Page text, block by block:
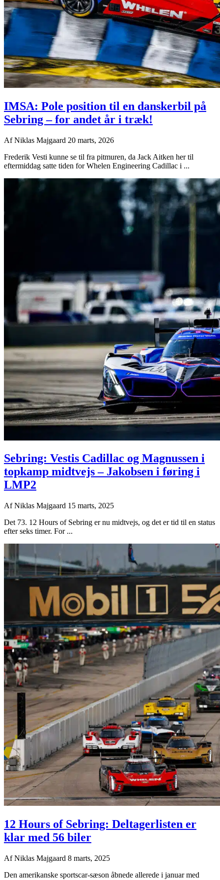
IMSA: Pole position til en danskerbil på
Sebring – for andet år i træk!
AfNiklas Majgaard 20 marts, 2026
Frederik Vesti kunne se til fra pitmuren, da Jack Aitken her til
eftermiddag satte tiden for Whelen Engineering Cadillac i ...
Sebring: Vestis Cadillac og Magnussen i
topkamp midtvejs – Jakobsen i føring i
LMP2
AfNiklas Majgaard 15 marts, 2025
Det 73. 12 Hours of Sebring er nu midtvejs, og det er tid til en status
efter seks timer. For ...
12 Hours of Sebring: Deltagerlisten er
klar med 56 biler
AfNiklas Majgaard 8 marts, 2025
Den amerikanske sportscar-sæson åbnede allerede i januar med